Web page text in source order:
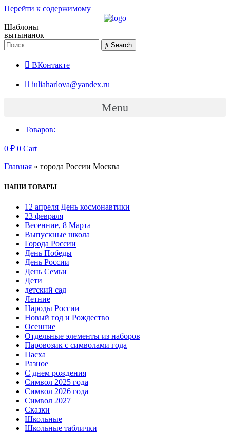
Перейти к содержимому
Шаблоны
вытынанок
Search
ВКонтакте
iuliaharlova@yandex.ru
Menu
Товаров:
0 ₽ 0 Cart
Главная » города России Москва
НАШИ ТОВАРЫ
12 апреля День космонавтики
23 февраля
Весенние, 8 Марта
Выпускные школа
Города России
День Победы
День России
День Семьи
Дети
детский сад
Летние
Народы России
Новый год и Рождество
Осенние
Отдельные элементы из наборов
Паровозик с символами года
Пасха
Разное
С днем рождения
Символ 2025 года
Символ 2026 года
Символ 2027
Сказки
Школьные
Школьные таблички